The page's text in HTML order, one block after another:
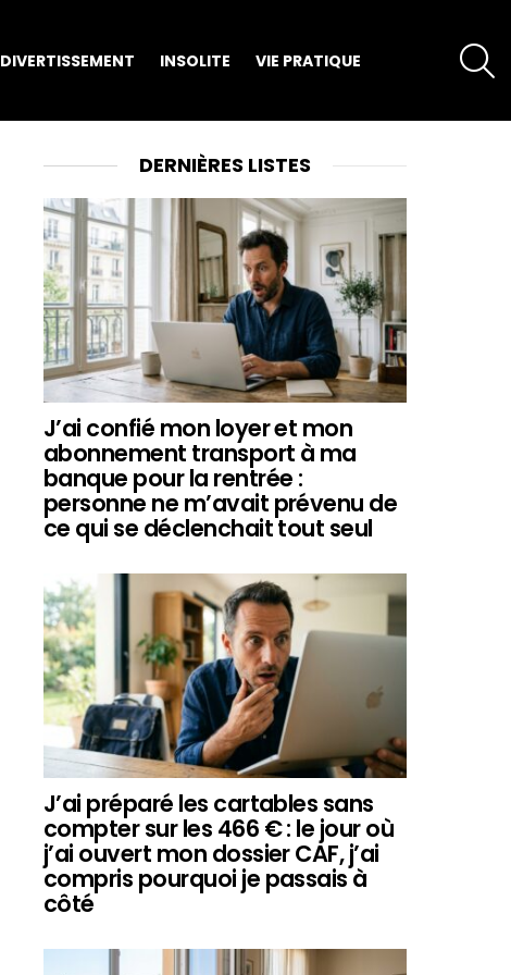
DIVERTISSEMENT INSOLITE VIE PRATIQUE
DERNIÈRES LISTES
J’ai confié mon loyer et mon
abonnement transport à ma
banque pour la rentrée :
personne ne m’avait prévenu de
ce qui se déclenchait tout seul
J’ai préparé les cartables sans
compter sur les 466 € : le jour où
j’ai ouvert mon dossier CAF, j’ai
compris pourquoi je passais à
côté